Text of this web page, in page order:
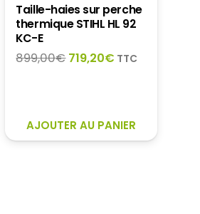
Taille-haies sur perche
thermique STIHL HL 92
KC-E
899,00€Le
899,00€.
719,20€ Le
719,20€.
TTC
AJOUTER AU PANIER